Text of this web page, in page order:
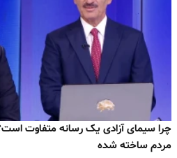
چرا سیمای آزادی یک رسانه متفاوت است؟
مردم ساخته شده